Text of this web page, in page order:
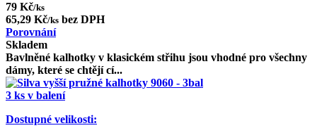
79 Kč/ks
65,29 Kč/ks bez DPH
Porovnání
Skladem
Bavlněné kalhotky v klasickém střihu jsou vhodné pro všechny
dámy, které se chtějí cí...
3 ks v balení
Dostupné velikosti: